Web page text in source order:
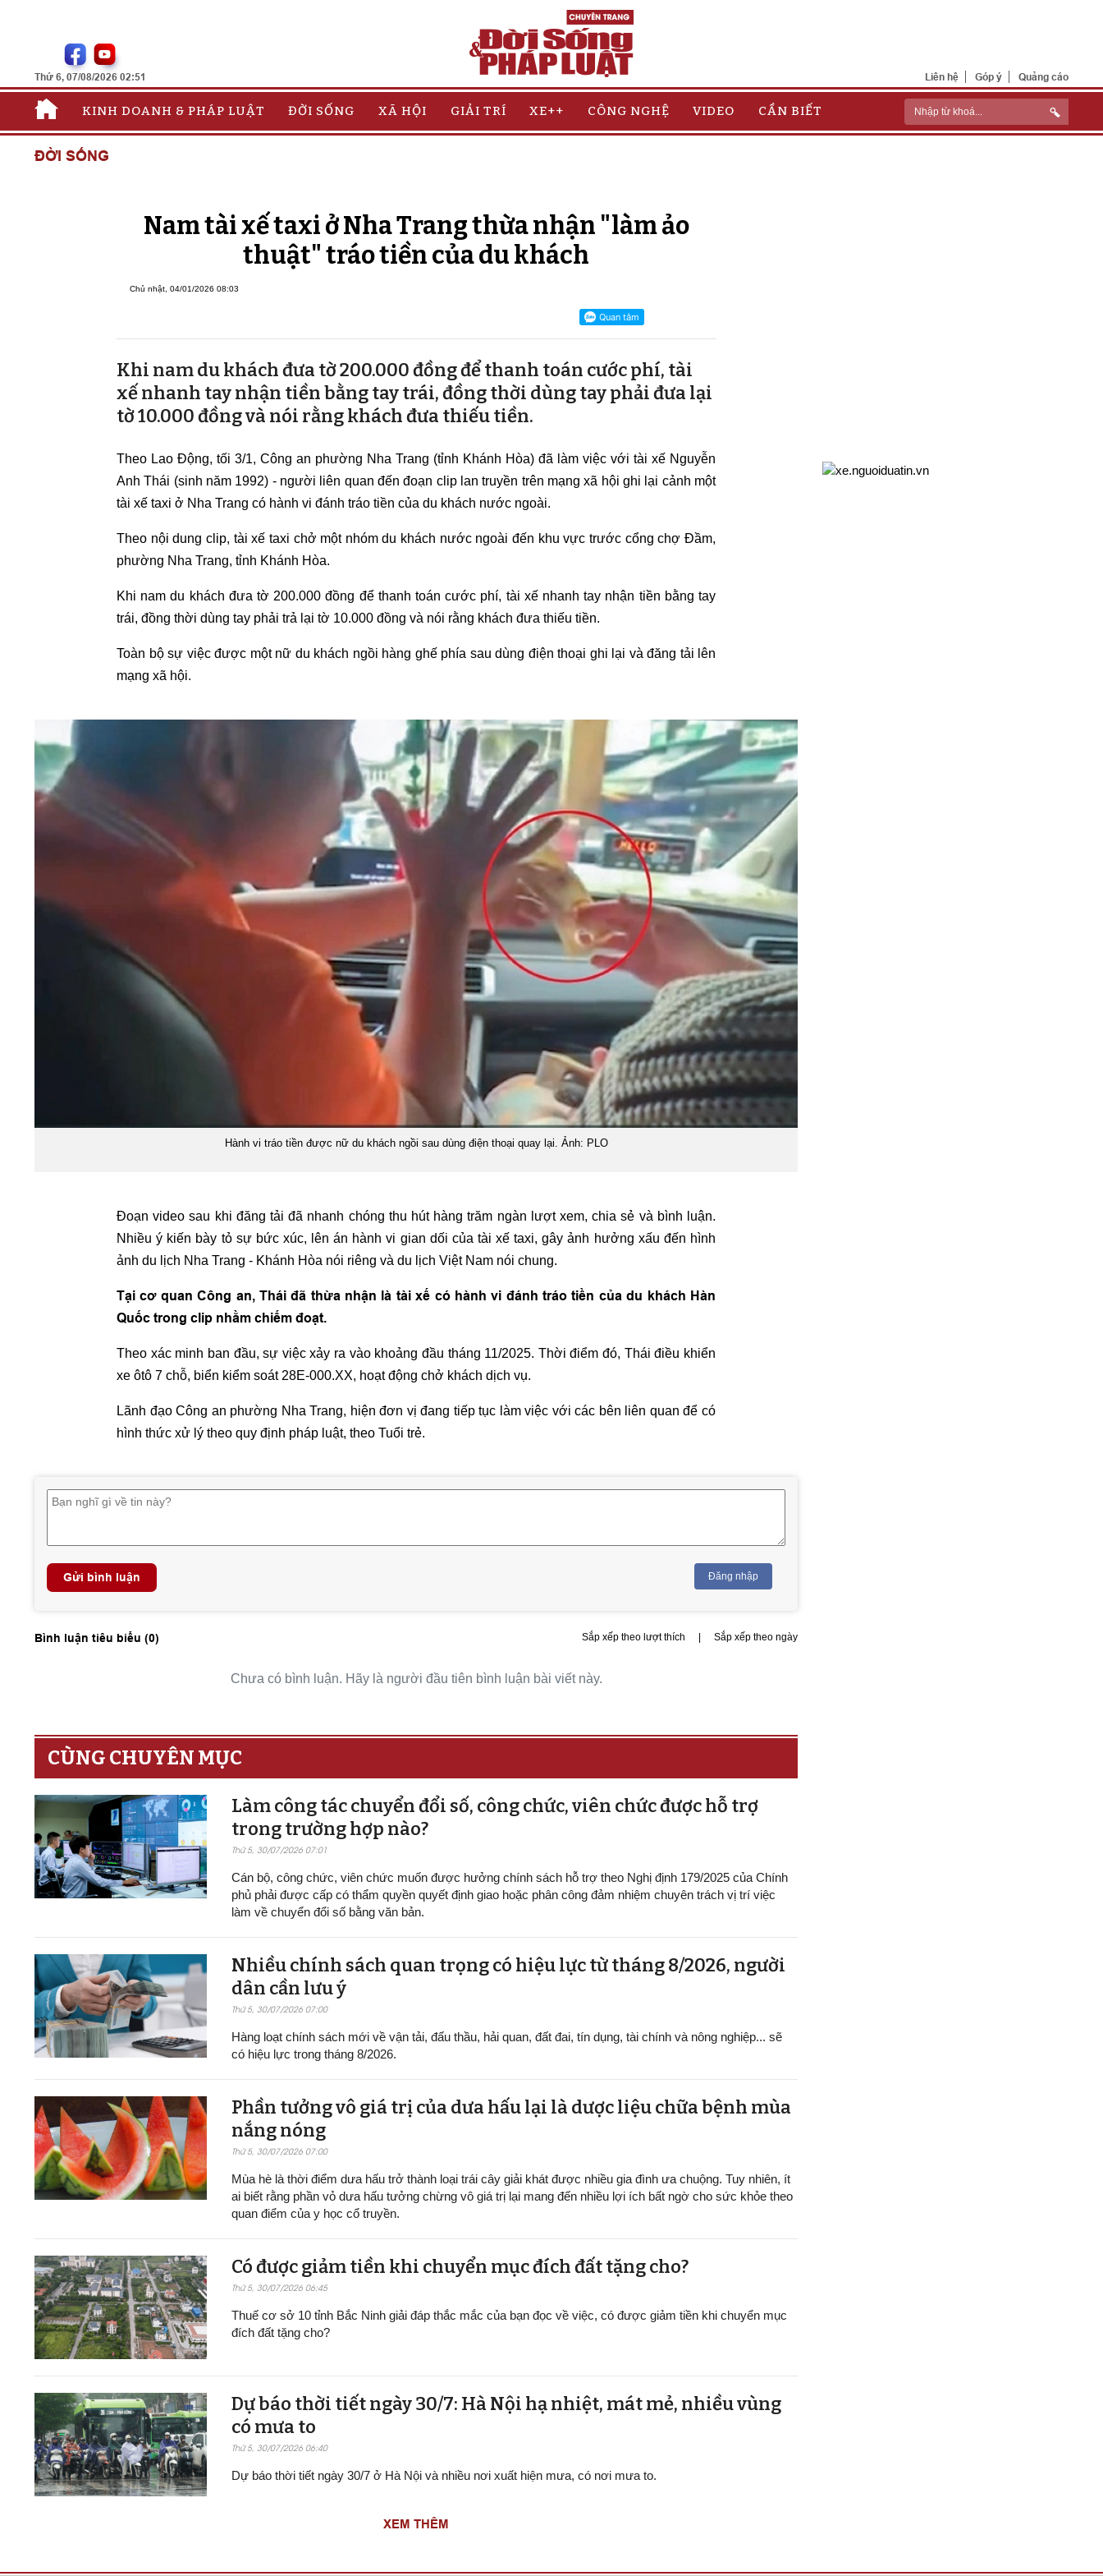
Thứ 6, 07/08/2026 02:51 Liên hệ Góp ý Quảng cáo
KINH DOANH & PHÁP LUẬT ĐỜI SỐNG XÃ HỘI GIẢI TRÍ XE++ CÔNG NGHỆ VIDEO CẦN BIẾT
ĐỜI SỐNG
Nam tài xế taxi ở Nha Trang thừa nhận "làm ảo
thuật" tráo tiền của du khách
Chủ nhật, 04/01/2026 08:03
Khi nam du khách đưa tờ 200.000 đồng để thanh toán cước phí, tài
xế nhanh tay nhận tiền bằng tay trái, đồng thời dùng tay phải đưa lại
tờ 10.000 đồng và nói rằng khách đưa thiếu tiền.
Theo Lao Động, tối 3/1, Công an phường Nha Trang (tỉnh Khánh Hòa) đã làm việc với tài xế Nguyễn
Anh Thái (sinh năm 1992) - người liên quan đến đoạn clip lan truyền trên mạng xã hội ghi lại cảnh một
tài xế taxi ở Nha Trang có hành vi đánh tráo tiền của du khách nước ngoài.
Theo nội dung clip, tài xế taxi chở một nhóm du khách nước ngoài đến khu vực trước cổng chợ Đầm,
phường Nha Trang, tỉnh Khánh Hòa.
Khi nam du khách đưa tờ 200.000 đồng để thanh toán cước phí, tài xế nhanh tay nhận tiền bằng tay
trái, đồng thời dùng tay phải trả lại tờ 10.000 đồng và nói rằng khách đưa thiếu tiền.
Toàn bộ sự việc được một nữ du khách ngồi hàng ghế phía sau dùng điện thoại ghi lại và đăng tải lên
mạng xã hội.
Hành vi tráo tiền được nữ du khách ngồi sau dùng điện thoại quay lại. Ảnh: PLO
Đoạn video sau khi đăng tải đã nhanh chóng thu hút hàng trăm ngàn lượt xem, chia sẻ và bình luận.
Nhiều ý kiến bày tỏ sự bức xúc, lên án hành vi gian dối của tài xế taxi, gây ảnh hưởng xấu đến hình
ảnh du lịch Nha Trang - Khánh Hòa nói riêng và du lịch Việt Nam nói chung.
Tại cơ quan Công an, Thái đã thừa nhận là tài xế có hành vi đánh tráo tiền của du khách Hàn
Quốc trong clip nhằm chiếm đoạt.
Theo xác minh ban đầu, sự việc xảy ra vào khoảng đầu tháng 11/2025. Thời điểm đó, Thái điều khiển
xe ôtô 7 chỗ, biển kiểm soát 28E-000.XX, hoạt động chở khách dịch vụ.
Lãnh đạo Công an phường Nha Trang, hiện đơn vị đang tiếp tục làm việc với các bên liên quan để có
hình thức xử lý theo quy định pháp luật, theo Tuổi trẻ.
Gửi bình luận Đăng nhập
Bình luận tiêu biểu (0) Sắp xếp theo lượt thích | Sắp xếp theo ngày
Chưa có bình luận. Hãy là người đầu tiên bình luận bài viết này.
CÙNG CHUYÊN MỤC
Làm công tác chuyển đổi số, công chức, viên chức được hỗ trợ
trong trường hợp nào?
Thứ 5, 30/07/2026 07:01
Cán bộ, công chức, viên chức muốn được hưởng chính sách hỗ trợ theo Nghị định 179/2025 của Chính
phủ phải được cấp có thẩm quyền quyết định giao hoặc phân công đảm nhiệm chuyên trách vị trí việc
làm về chuyển đổi số bằng văn bản.
Nhiều chính sách quan trọng có hiệu lực từ tháng 8/2026, người
dân cần lưu ý
Thứ 5, 30/07/2026 07:00
Hàng loạt chính sách mới về vận tải, đấu thầu, hải quan, đất đai, tín dụng, tài chính và nông nghiệp... sẽ
có hiệu lực trong tháng 8/2026.
Phần tưởng vô giá trị của dưa hấu lại là dược liệu chữa bệnh mùa
nắng nóng
Thứ 5, 30/07/2026 07:00
Mùa hè là thời điểm dưa hấu trở thành loại trái cây giải khát được nhiều gia đình ưa chuộng. Tuy nhiên, ít
ai biết rằng phần vỏ dưa hấu tưởng chừng vô giá trị lại mang đến nhiều lợi ích bất ngờ cho sức khỏe theo
quan điểm của y học cổ truyền.
Có được giảm tiền khi chuyển mục đích đất tặng cho?
Thứ 5, 30/07/2026 06:45
Thuế cơ sở 10 tỉnh Bắc Ninh giải đáp thắc mắc của bạn đọc về việc, có được giảm tiền khi chuyển mục
đích đất tặng cho?
Dự báo thời tiết ngày 30/7: Hà Nội hạ nhiệt, mát mẻ, nhiều vùng
có mưa to
Thứ 5, 30/07/2026 06:40
Dự báo thời tiết ngày 30/7 ở Hà Nội và nhiều nơi xuất hiện mưa, có nơi mưa to.
XEM THÊM